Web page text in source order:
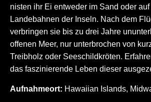
nisten ihr Ei entweder im Sand oder
Landebahnen der Inseln. Nach dem
verbringen sie bis zu drei Jahre
offenen Meer, nur unterbrochen von
Treibholz oder Seeschildkröten.
das faszinierende Leben dieser
Aufnahmeort: Hawaiian Islands,